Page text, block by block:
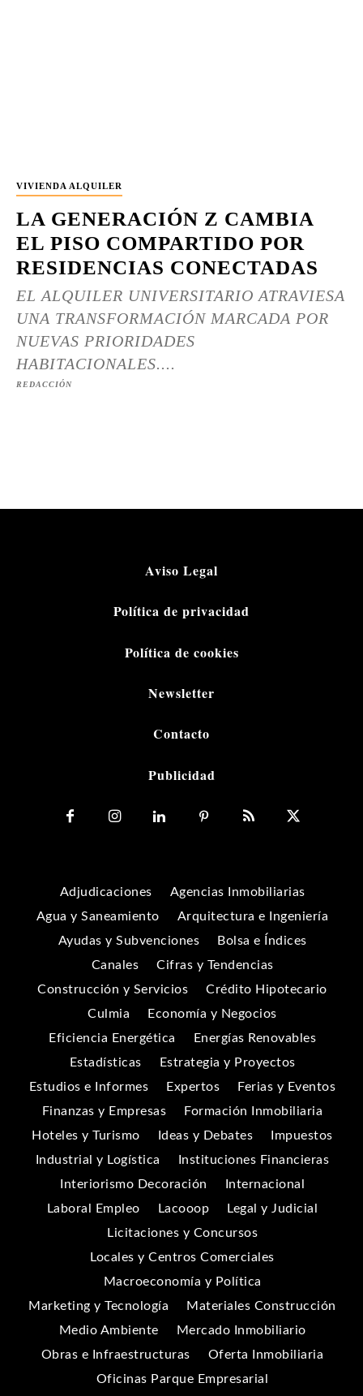
VIVIENDA ALQUILER
LA GENERACIÓN Z CAMBIA
EL PISO COMPARTIDO POR
RESIDENCIAS CONECTADAS
EL ALQUILER UNIVERSITARIO ATRAVIESA
UNA TRANSFORMACIÓN MARCADA POR
NUEVAS PRIORIDADES
HABITACIONALES....
REDACCIÓN
Aviso Legal
Política de privacidad
Política de cookies
Newsletter
Contacto
Publicidad
Adjudicaciones
Agencias Inmobiliarias
Agua y Saneamiento
Arquitectura e Ingeniería
Ayudas y Subvenciones
Bolsa e Índices
Canales
Cifras y Tendencias
Construcción y Servicios
Crédito Hipotecario
Culmia
Economía y Negocios
Eficiencia Energética
Energías Renovables
Estadísticas
Estrategia y Proyectos
Estudios e Informes
Expertos
Ferias y Eventos
Finanzas y Empresas
Formación Inmobiliaria
Hoteles y Turismo
Ideas y Debates
Impuestos
Industrial y Logística
Instituciones Financieras
Interiorismo Decoración
Internacional
Laboral Empleo
Lacooop
Legal y Judicial
Licitaciones y Concursos
Locales y Centros Comerciales
Macroeconomía y Política
Marketing y Tecnología
Materiales Construcción
Medio Ambiente
Mercado Inmobiliario
Obras e Infraestructuras
Oferta Inmobiliaria
Oficinas Parque Empresarial